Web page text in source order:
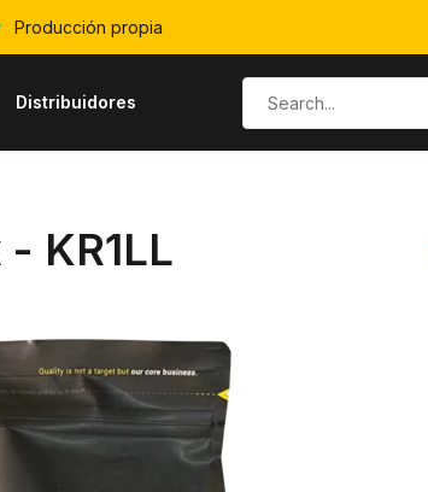
Producción propia
Distribuidores
KR1LL